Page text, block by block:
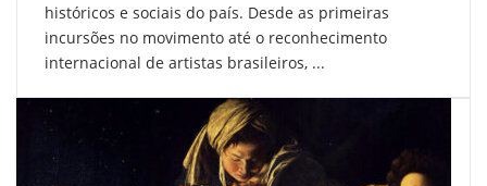
históricos e sociais do país. Desde as primeiras
incursões no movimento até o reconhecimento
internacional de artistas brasileiros, ...